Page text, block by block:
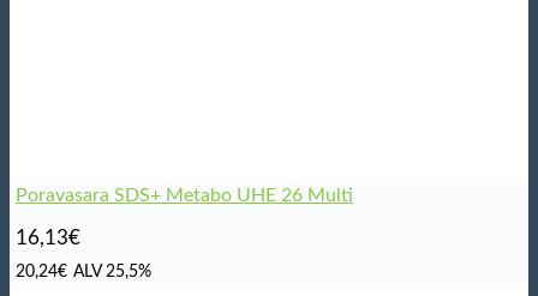
Poravasara SDS+ Metabo UHE 26 Multi
16,13€
20,24€ ALV 25,5%